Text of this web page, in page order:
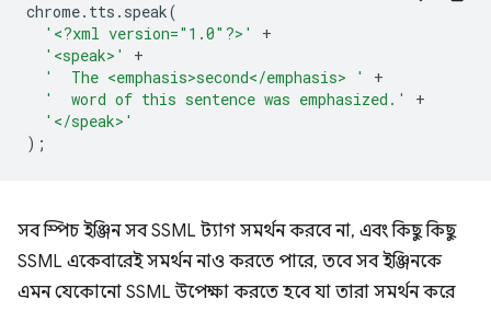
chrome. tts . speak(
'<?xml version="1.0"?>'
+
'<speak>'
+
'  The <emphasis>second</emphasis> '
+
'  word of this sentence was emphasized.'
+
'</speak>'
);
সব স্পিচ ইঞ্জিন সব SSML ট্যাগ সমর্থন করবে না, এবং কিছু কিছু
SSML একেবারেই সমর্থন নাও করতে পারে, তবে সব ইঞ্জিনকে
এমন যেকোনো SSML উপেক্ষা করতে হবে যা তারা সমর্থন করে